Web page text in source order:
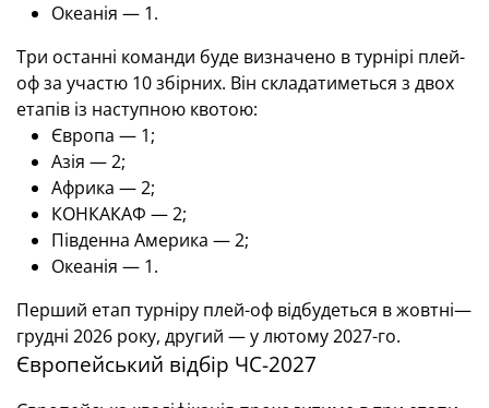
Океанія — 1.
Три останні команди буде визначено в турнірі плей-
оф за участю 10 збірних. Він складатиметься з двох
етапів із наступною квотою:
Європа — 1;
Азія — 2;
Африка — 2;
КОНКАКАФ — 2;
Південна Америка — 2;
Океанія — 1.
Перший етап турніру плей-оф відбудеться в жовтні—
грудні 2026 року, другий — у лютому 2027-го.
Європейський відбір ЧС-2027